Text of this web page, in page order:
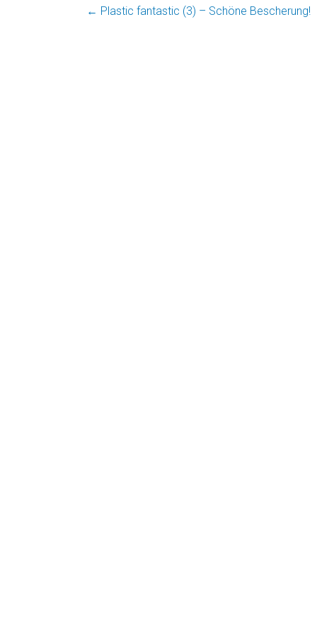
← Plastic fantastic (3) – Schöne Bescherung!